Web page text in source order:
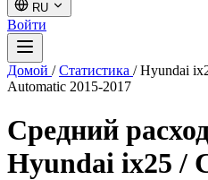
RU
Войти
Домой / Статистика / Hyundai
Automatic 2015-2017
Средний
Hyundai ix25 /